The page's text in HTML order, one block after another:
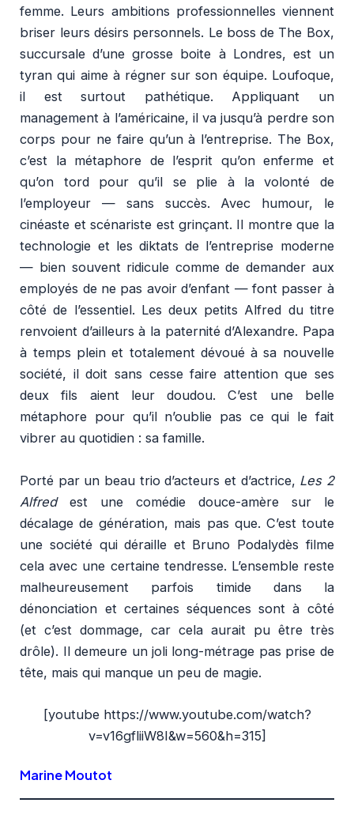
femme. Leurs ambitions professionnelles viennent
briser leurs désirs personnels. Le boss de The Box,
succursale d’une grosse boite à Londres, est un
tyran qui aime à régner sur son équipe. Loufoque,
il est surtout pathétique. Appliquant un
management à l’américaine, il va jusqu’à perdre son
corps pour ne faire qu’un à l’entreprise. The Box,
c’est la métaphore de l’esprit qu’on enferme et
qu’on tord pour qu’il se plie à la volonté de
l’employeur — sans succès. Avec humour, le
cinéaste et scénariste est grinçant. Il montre que la
technologie et les diktats de l’entreprise moderne
— bien souvent ridicule comme de demander aux
employés de ne pas avoir d’enfant — font passer à
côté de l’essentiel. Les deux petits Alfred du titre
renvoient d’ailleurs à la paternité d’Alexandre. Papa
à temps plein et totalement dévoué à sa nouvelle
société, il doit sans cesse faire attention que ses
deux fils aient leur doudou. C’est une belle
métaphore pour qu’il n’oublie pas ce qui le fait
vibrer au quotidien : sa famille.
Porté par un beau trio d’acteurs et d’actrice, Les 2
Alfredest une comédie douce-amère sur le
décalage de génération, mais pas que. C’est toute
une société qui déraille et Bruno Podalydès filme
cela avec une certaine tendresse. L’ensemble reste
malheureusement parfois timide dans la
dénonciation et certaines séquences sont à côté
(et c’est dommage, car cela aurait pu être très
drôle). Il demeure un joli long-métrage pas prise de
tête, mais qui manque un peu de magie.
[youtube https://www.youtube.com/watch?
v=v16gfliiW8I&w=560&h=315]
Marine Moutot